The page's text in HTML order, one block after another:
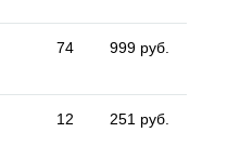
74 999 руб.
12 251 руб.